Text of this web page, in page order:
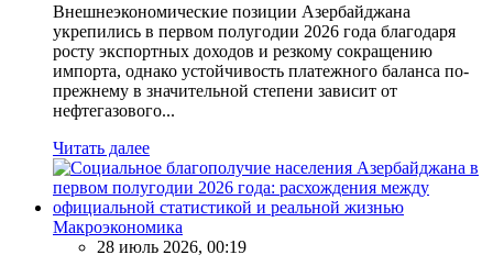
Внешнеэкономические позиции Азербайджана
укрепились в первом полугодии 2026 года благодаря
росту экспортных доходов и резкому сокращению
импорта, однако устойчивость платежного баланса по-
прежнему в значительной степени зависит от
нефтегазового...
Читать далее
Макроэкономика
28 июль 2026, 00:19